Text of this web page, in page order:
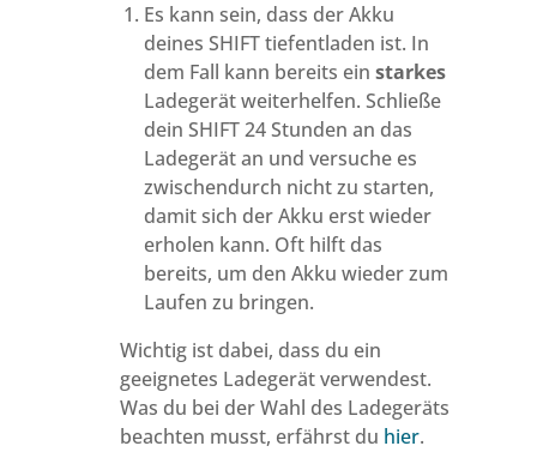
Es kann sein, dass der Akku
deines SHIFT tiefentladen ist. In
dem Fall kann bereits ein starkes
Ladegerät weiterhelfen. Schließe
dein SHIFT 24 Stunden an das
Ladegerät an und versuche es
zwischendurch nicht zu starten,
damit sich der Akku erst wieder
erholen kann. Oft hilft das
bereits, um den Akku wieder zum
Laufen zu bringen.
Wichtig ist dabei, dass du ein
geeignetes Ladegerät verwendest.
Was du bei der Wahl des Ladegeräts
beachten musst, erfährst du hier.